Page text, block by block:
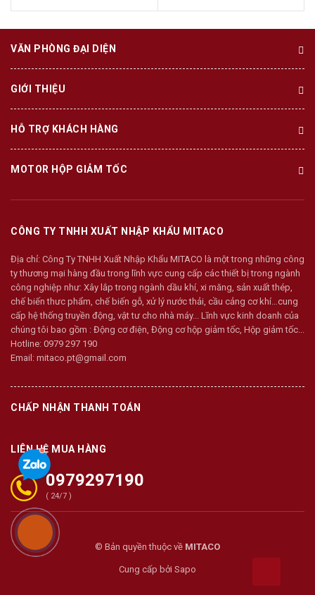
VĂN PHÒNG ĐẠI DIỆN
GIỚI THIỆU
HỖ TRỢ KHÁCH HÀNG
MOTOR HỘP GIẢM TỐC
CÔNG TY TNHH XUẤT NHẬP KHẨU MITACO
Địa chỉ: Công Ty TNHH Xuất Nhập Khẩu MITACO là một trong những công
ty thương mại hàng đầu trong lĩnh vực cung cấp các thiết bị trong ngành
công nghiệp như: Xây lắp trong ngành dầu khí, xi măng, sản xuất thép,
chế biến thưc phẩm, chế biến gỗ, xử lý nước thải, cầu cảng cơ khí…cung
cấp hệ thống truyền động, vật tư cho nhà máy... Lĩnh vực kinh doanh của
chúng tôi bao gồm : Động cơ điện, Động cơ hộp giảm tốc, Hộp giảm tốc...
Hotline: 0979 297 190
Email: mitaco.pt@gmail.com
CHẤP NHẬN THANH TOÁN
LIÊN HỆ MUA HÀNG
0979297190
( 24/7 )
© Bản quyền thuộc về MITACO
Cung cấp bởi Sapo